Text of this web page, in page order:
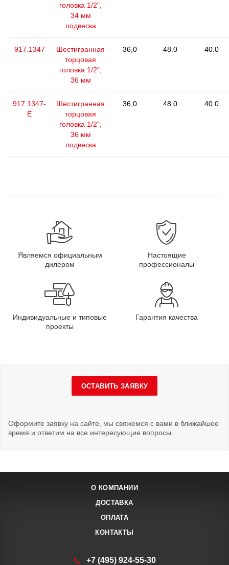
головка 1/2",
34 мм
подвеска
917.1347
Шестигранная
торцовая
головка 1/2",
36 мм
36,0 48.0 40.0
917.1347-
E
Шестигранная
торцовая
головка 1/2",
36 мм
подвеска
36,0 48.0 40.0
Являемся официальным
дилером
Настоящие
профессионалы
Индивидуальные и типовые
проекты
Гарантия качества
ОСТАВИТЬ ЗАЯВКУ
Оформите заявку на сайте, мы свяжемся с вами в ближайшее
время и ответим на все интересующие вопросы.
О КОМПАНИИ
ДОСТАВКА
ОПЛАТА
КОНТАКТЫ
+7 (495) 924-55-30